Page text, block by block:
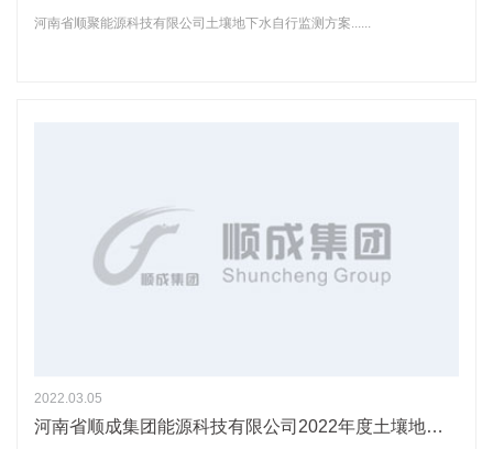
河南省顺聚能源科技有限公司土壤地下水自行监测方案......
2022.03.05
河南省顺成集团能源科技有限公司2022年度土壤地下水自行监测方案公示